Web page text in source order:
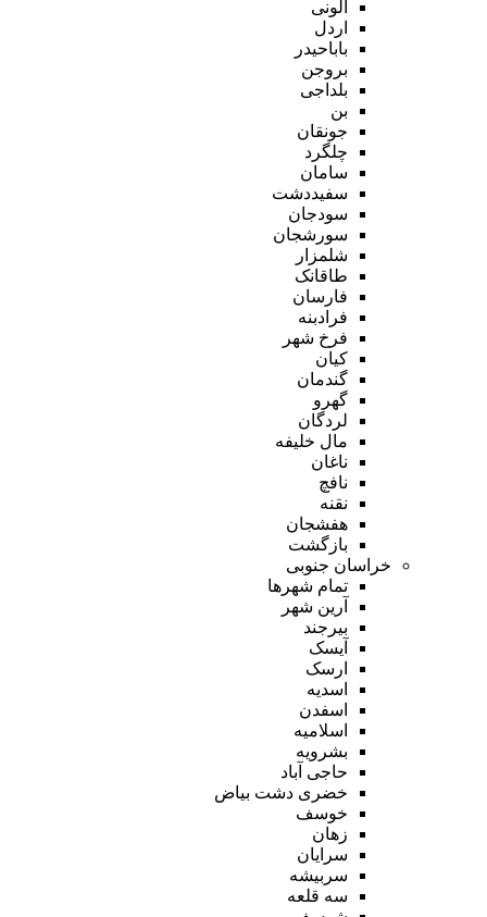
آلونی
اردل
باباحیدر
بروجن
بلداجی
بن
جونقان
چلگرد
سامان
سفیددشت
سودجان
سورشجان
شلمزار
طاقانک
فارسان
فرادبنه
فرخ شهر
کیان
گندمان
گهرو
لردگان
مال خلیفه
ناغان
نافچ
نقنه
هفشجان
بازگشت
خراسان جنوبی
تمام شهر‌ها
آرین شهر
بیرجند
آیسک
ارسک
اسدیه
اسفدن
اسلامیه
بشرویه
حاجی آباد
خضری دشت بیاض
خوسف
زهان
سرایان
سربیشه
سه قلعه